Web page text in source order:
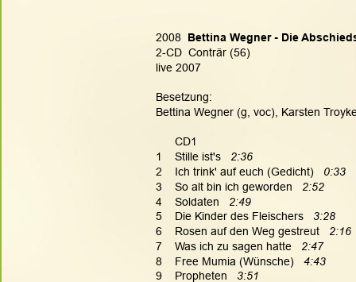
2008 Bettina Wegner - Die
2-CD  Conträr (56)
live 2007
Besetzung:
Bettina Wegner (g, voc), Karsten
      CD1
1    Stille ist's 2:36
2    Ich trink' auf euch (Gedicht) 0:33
3    So alt bin ich geworden 2:52
4    Soldaten 2:49
5    Die Kinder des Fleischers 3:28
6    Rosen auf den Weg gestreut 2:16
7    Was ich zu sagen hatte 2:47
8    Free Mumia (Wünsche) 4:43
9    Propheten 3:51